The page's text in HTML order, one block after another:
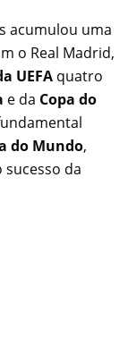
acumulou uma
o Real Madrid,
UEFA quatro
e da Copa do
do Mundo,
da